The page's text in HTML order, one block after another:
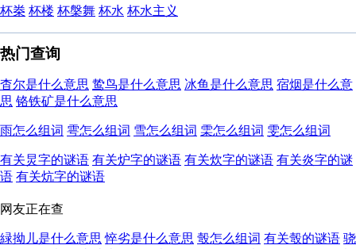
杯桊 杯楼 杯槃舞 杯水 杯水主义
热门查询
杳尔是什么意思 鸷鸟是什么意思 冰鱼是什么意思 宿烟是什么意
思 铬铁矿是什么意思
雨怎么组词 雩怎么组词 雪怎么组词 雬怎么组词 雯怎么组词
有关炅字的谜语 有关炉字的谜语 有关炊字的谜语 有关炎字的谜
语 有关炕字的谜语
网友正在查
緑拗儿是什么意思 悴劣是什么意思 彀怎么组词 有关彀的谜语 骁